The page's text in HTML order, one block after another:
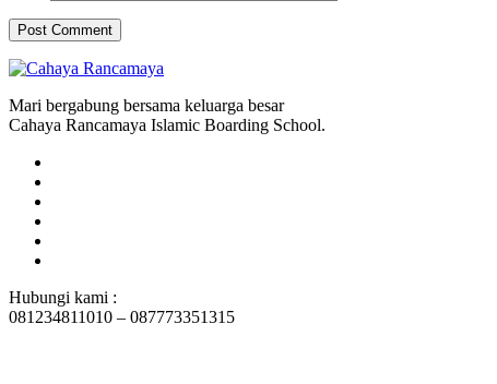
Mari bergabung bersama keluarga besar
Cahaya Rancamaya Islamic Boarding School.
Hubungi kami :
081234811010 – 087773351315